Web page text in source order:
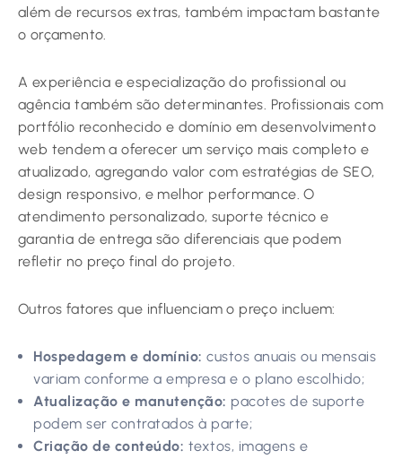
além de recursos extras, também impactam bastante
o orçamento.
A experiência e especialização do profissional ou
agência também são determinantes. Profissionais com
portfólio reconhecido e domínio em desenvolvimento
web tendem a oferecer um serviço mais completo e
atualizado, agregando valor com estratégias de SEO,
design responsivo, e melhor performance. O
atendimento personalizado, suporte técnico e
garantia de entrega são diferenciais que podem
refletir no preço final do projeto.
Outros fatores que influenciam o preço incluem:
Hospedagem e domínio: custos anuais ou mensais
variam conforme a empresa e o plano escolhido;
Atualização e manutenção: pacotes de suporte
podem ser contratados à parte;
Criação de conteúdo: textos, imagens e